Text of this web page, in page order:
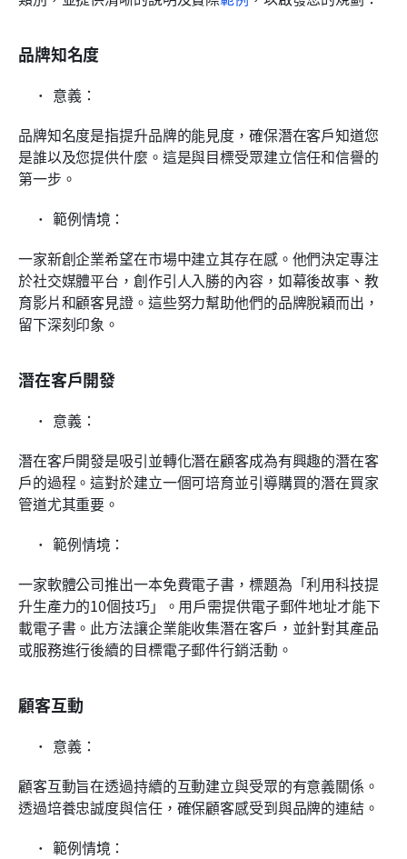
品牌知名度
意義：
品牌知名度是指提升品牌的能見度，確保潛在客戶知道您
是誰以及您提供什麼。這是與目標受眾建立信任和信譽的
第一步。
範例情境：
一家新創企業希望在市場中建立其存在感。他們決定專注
於社交媒體平台，創作引人入勝的內容，如幕後故事、教
育影片和顧客見證。這些努力幫助他們的品牌脫穎而出，
留下深刻印象。
潛在客戶開發
意義：
潛在客戶開發是吸引並轉化潛在顧客成為有興趣的潛在客
戶的過程。這對於建立一個可培育並引導購買的潛在買家
管道尤其重要。
範例情境：
一家軟體公司推出一本免費電子書，標題為「利用科技提
升生產力的10個技巧」。用戶需提供電子郵件地址才能下
載電子書。此方法讓企業能收集潛在客戶，並針對其產品
或服務進行後續的目標電子郵件行銷活動。
顧客互動
意義：
顧客互動旨在透過持續的互動建立與受眾的有意義關係。
透過培養忠誠度與信任，確保顧客感受到與品牌的連結。
範例情境：